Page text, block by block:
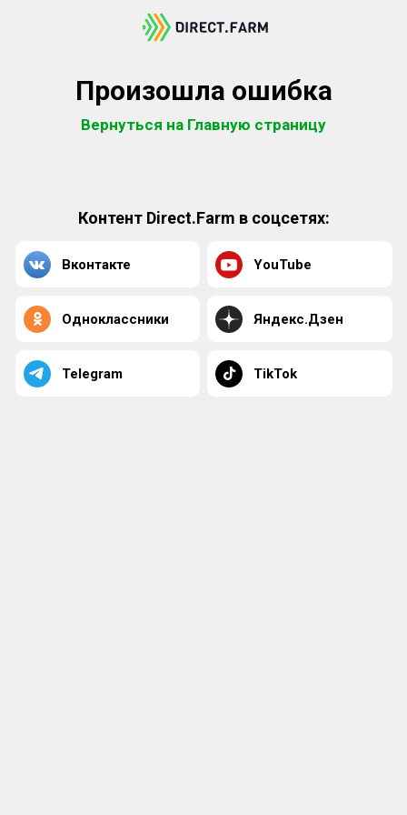
Произошла ошибка
Вернуться на Главную страницу
Контент Direct.Farm в соцсетях:
Вконтакте YouTube
Одноклассники Яндекс.Дзен
Telegram TikTok